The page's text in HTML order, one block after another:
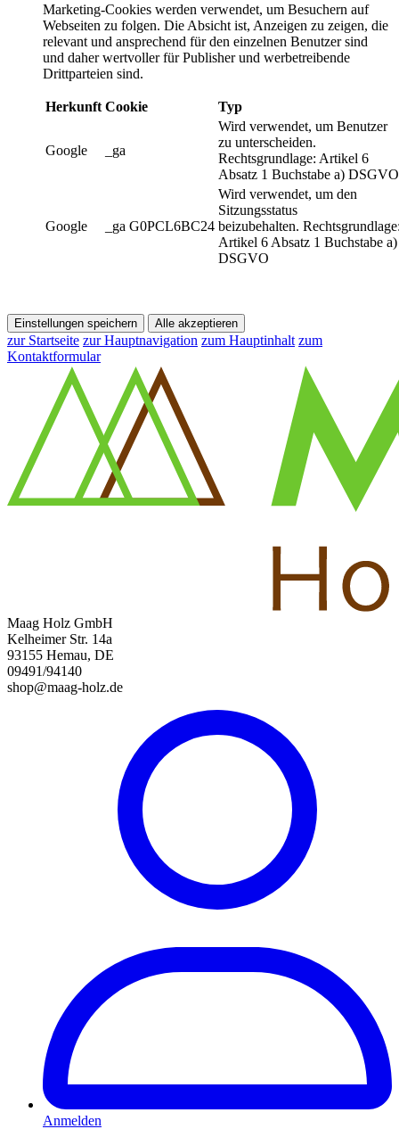
Marketing-Cookies werden verwendet, um Besuchern auf
Webseiten zu folgen. Die Absicht ist, Anzeigen zu zeigen, die
relevant und ansprechend für den einzelnen Benutzer sind
und daher wertvoller für Publisher und werbetreibende
Drittparteien sind.
Herkunft Cookie Typ
Google _ga
Wird verwendet, um Benutzer
zu unterscheiden.
Rechtsgrundlage: Artikel 6
Absatz 1 Buchstabe a) DSGVO
Google _ga G0PCL6BC24
Wird verwendet, um den
Sitzungsstatus
beizubehalten.
Artikel 6 Absatz 1 Buchstabe a)
DSGVO
Einstellungen speichern Alle akzeptieren
zur Startseite zur Hauptnavigation zum Hauptinhalt zum
Kontaktformular
Maag Holz GmbH
Kelheimer Str. 14a
93155 Hemau, DE
09491/94140
shop@maag-holz.de
Anmelden